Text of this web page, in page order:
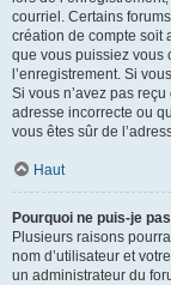
courriel. Certains
création de compte soit
que vous puissiez vous
l’enregistrement. Si
Si vous n’avez pas
adresse incorrecte ou
vous êtes sûr de
Haut
Pourquoi ne puis-je
Plusieurs raisons
nom d’utilisateur et
un administrateur du